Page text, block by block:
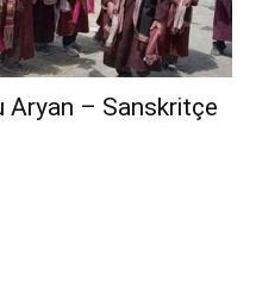
Aryan – Sanskritçe